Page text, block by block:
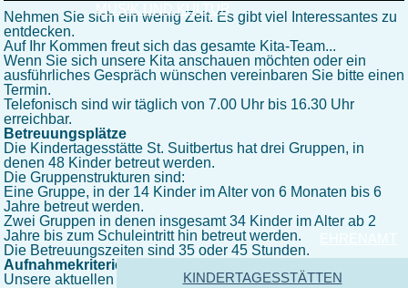
MUSIK UND KULTUR
KINDERTAGESSTÄTTEN
Nehmen Sie sich ein wenig Zeit. Es gibt viel Interessantes zu
entdecken.
Auf Ihr Kommen freut sich das gesamte Kita-Team...
Wenn Sie sich unsere Kita anschauen möchten oder ein
ausführliches Gespräch wünschen vereinbaren Sie bitte einen
Termin.
Telefonisch sind wir täglich von 7.00 Uhr bis 16.30 Uhr
erreichbar.
Betreuungsplätze
Die Kindertagesstätte St. Suitbertus hat drei Gruppen, in
denen 48 Kinder betreut werden.
Die Gruppenstrukturen sind:
Eine Gruppe, in der 14 Kinder im Alter von 6 Monaten bis 6
Jahre betreut werden.
Zwei Gruppen in denen insgesamt 34 Kinder im Alter ab 2
Jahre bis zum Schuleintritt hin betreut werden.
Die Betreuungszeiten sind 35 oder 45 Stunden.
Aufnahmekriterien
Unsere aktuellen Aufnahmekriterien finden SieHIER